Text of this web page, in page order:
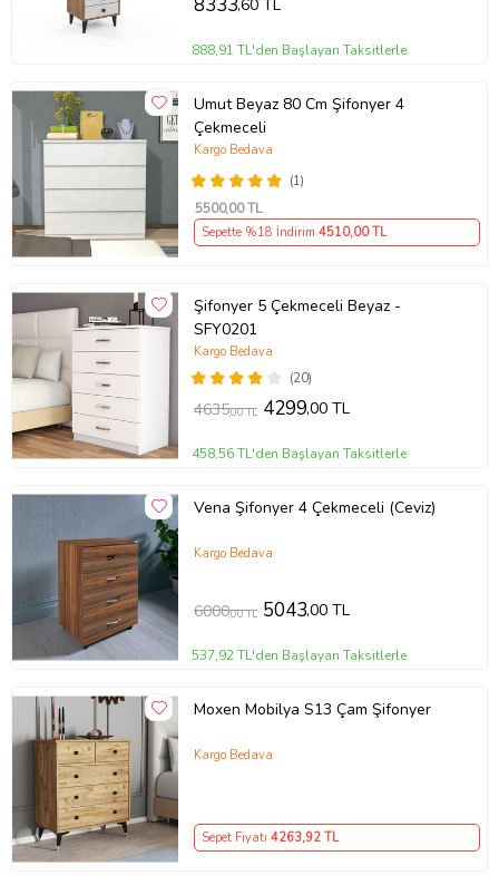
,60 TL
888,91 TL'den Başlayan Taksitlerle
Umut Beyaz 80 Cm Şifonyer 4
Çekmeceli
(1)
Kargo Bedava
5500,00 TL
Sepette %18 İndirim 4510,00 TL
Şifonyer 5 Çekmeceli Beyaz -
SFY0201
(20)
Kargo Bedava
4635,00 TL 4299,00 TL
458,56 TL'den Başlayan Taksitlerle
Vena Şifonyer 4 Çekmeceli (Ceviz)
Kargo Bedava
6000,00 TL 5043,00 TL
537,92 TL'den Başlayan Taksitlerle
Moxen Mobilya S13 Çam Şifonyer
Kargo Bedava
Sepet Fiyatı 4263,92 TL